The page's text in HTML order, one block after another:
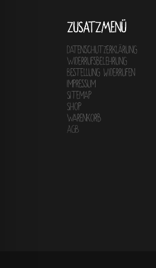
ZUSATZMENÜ
Datenschutzerklärung
Widerrufsbelehrung
Bestellung widerrufen
Impressum
Sitemap
Shop
Warenkorb
AGB